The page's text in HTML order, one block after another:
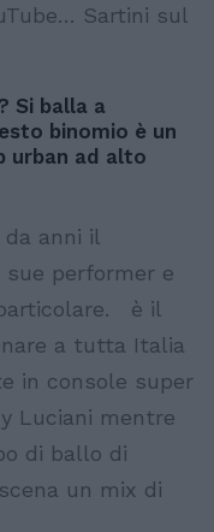
Sartini sul
Si balla a
binomio è un
urban ad alto
da anni il
sue performer e
è il
a tutta Italia
in console super
Luciani mentre
di ballo di
un mix di